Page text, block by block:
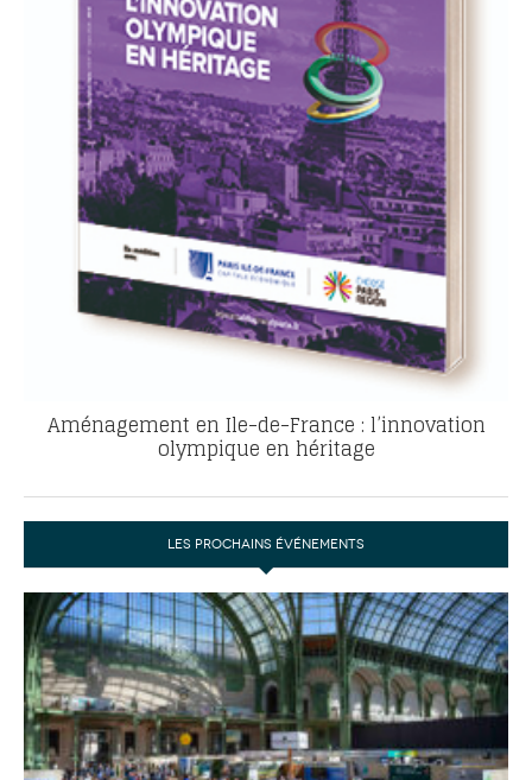
Aménagement en Ile-de-France : l’innovation
olympique en héritage
LES PROCHAINS ÉVÉNEMENTS